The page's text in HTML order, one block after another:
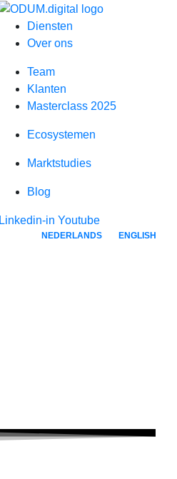
Diensten
Over ons
Team
Klanten
Masterclass 2025
Ecosystemen
Marktstudies
Blog
Linkedin-in Youtube
NEDERLANDS ENGLISH